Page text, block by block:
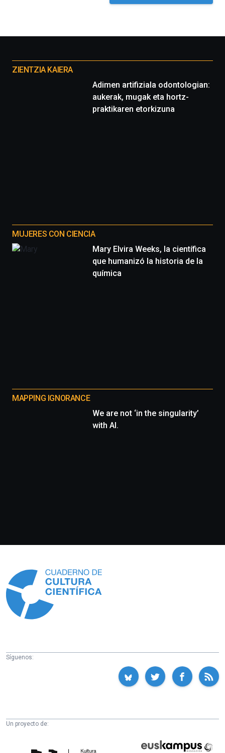
proyectos
ZIENTZIA KAIERA
Adimen artifiziala odontologian:
aukerak, mugak eta hortz-
praktikaren etorkizuna
MUJERES CON CIENCIA
Mary Elvira Weeks, la científica
que humanizó la historia de la
química
MAPPING IGNORANCE
We are not ‘in the singularity’
with AI.
Síguenos:
Un proyecto de:
Fundazioa